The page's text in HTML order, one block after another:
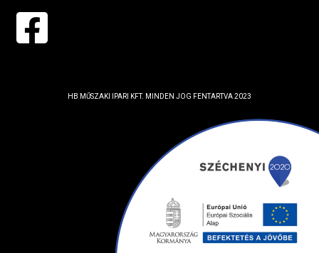
HB MŰSZAKI IPARI KFT. MINDEN JOG FENTARTVA 2023